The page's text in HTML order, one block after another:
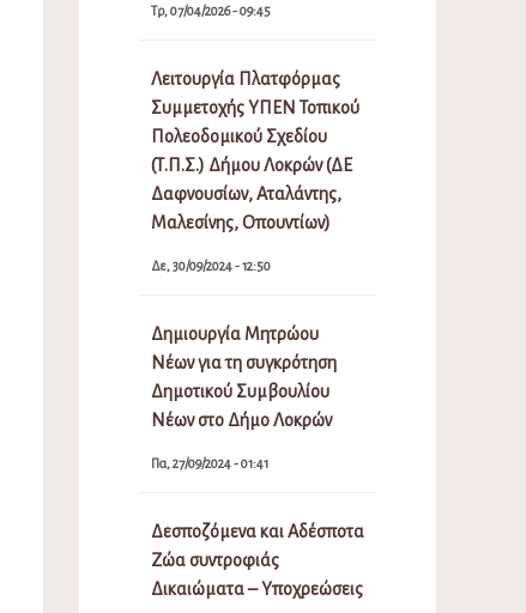
Τρ, 07/04/2026 - 09:45
Λειτουργία Πλατφόρμας
Συμμετοχής ΥΠΕΝ Τοπικού
Πολεοδομικού Σχεδίου
(Τ.Π.Σ.) Δήμου Λοκρών (ΔΕ
Δαφνουσίων, Αταλάντης,
Μαλεσίνης, Οπουντίων)
Δε, 30/09/2024 - 12:50
Δημιουργία Μητρώου
Νέων για τη συγκρότηση
Δημοτικού Συμβουλίου
Νέων στο Δήμο Λοκρών
Πα, 27/09/2024 - 01:41
Δεσποζόμενα και Αδέσποτα
Ζώα συντροφιάς
Δικαιώματα – Υποχρεώσεις